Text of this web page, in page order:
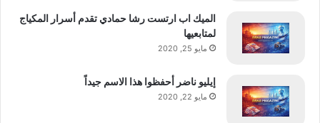
الميك اب ارتست رشا حمادي تقدم أسرار المكياج
لمتابعيها
مايو 25, 2020
إيليو ناضر أحفظوا هذا الاسم جيداً
مايو 22, 2020